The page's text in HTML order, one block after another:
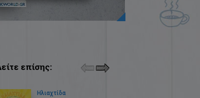
επίσης:
Ηλιαχτίδα